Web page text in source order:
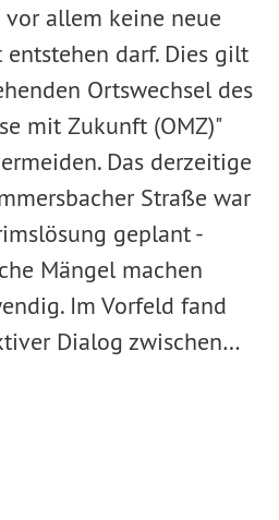
vor allem keine neue
darf. Dies gilt
Ortswechsel des
mit Zukunft (OMZ)"
Das derzeitige
Straße war
geplant -
Mängel machen
Im Vorfeld fand
Dialog zwischen…